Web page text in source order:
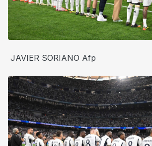
JAVIER SORIANO Afp